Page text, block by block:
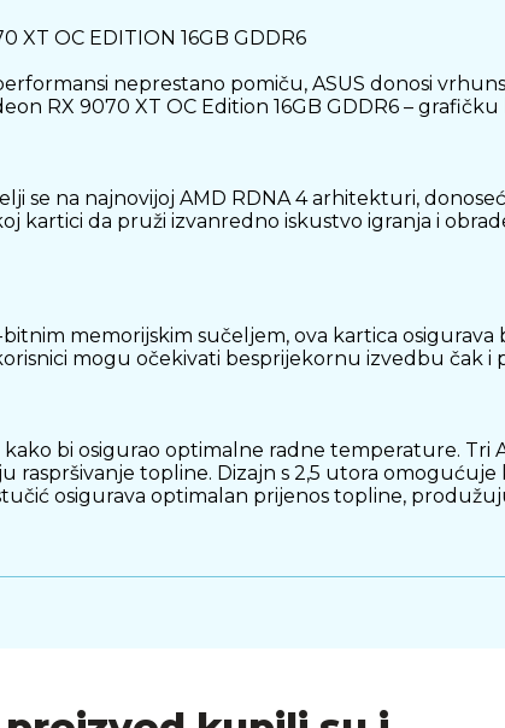
XT OC EDITION 16GB GDDR6
neprestano pomiču, ASUS donosi
RX 9070 XT OC Edition 16GB GDDR6 –
se na najnovijoj AMD RDNA 4 arhitekturi,
kartici da pruži izvanredno iskustvo igranja i
bitnim memorijskim sučeljem, ova kartica
mogu očekivati besprijekornu izvedbu čak i
bi osigurao optimalne radne temperature. Tri
raspršivanje topline. Dizajn s 2,5 utora
osigurava optimalan prijenos topline,
održavajući GPU hladnijim tijekom